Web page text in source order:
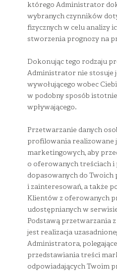
którego Administrator
wybranych czynników
fizycznych w celu analizy
stworzenia prognozy na
Dokonując tego rodzaju
Administrator nie stosuje
wywołującego wobec
w podobny sposób
wpływającego.
Przetwarzanie danych
profilowania realizowane
marketingowych, aby
o oferowanych treściach i
dopasowanych do Twoich
i zainteresowań, a także
Klientów z oferowanych
udostępnianych w
Podstawą przetwarzania
jest realizacja
Administratora,
przedstawiania treści
odpowiadających Twoim